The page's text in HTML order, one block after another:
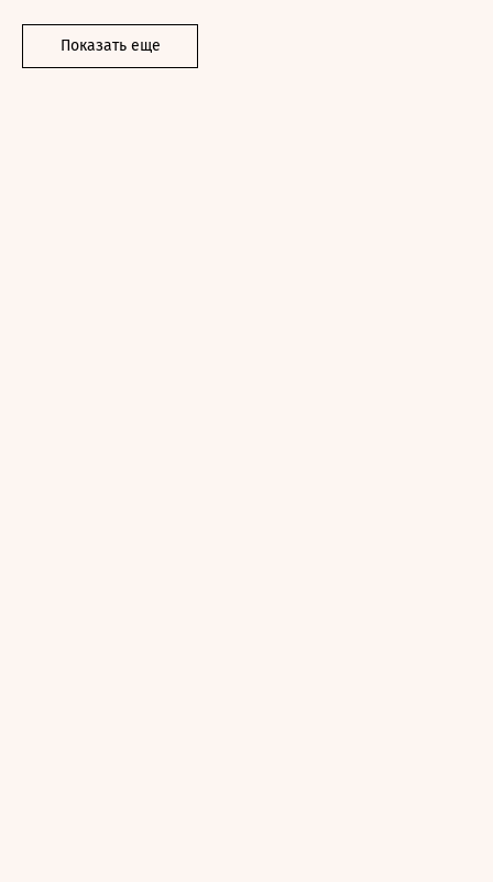
Показать еще